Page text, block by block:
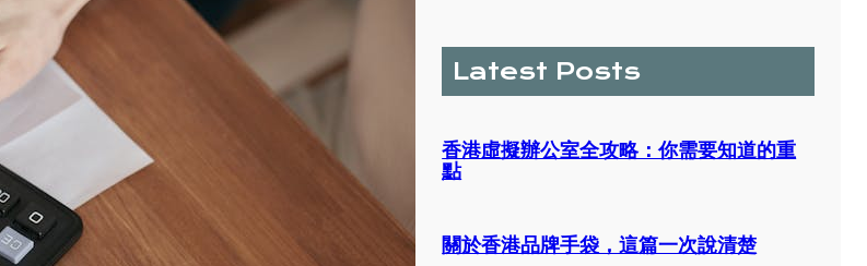
h
Latest Posts
香港虛擬辦公室全攻略：你需要知道的重
點
關於香港品牌手袋，這篇一次說清楚